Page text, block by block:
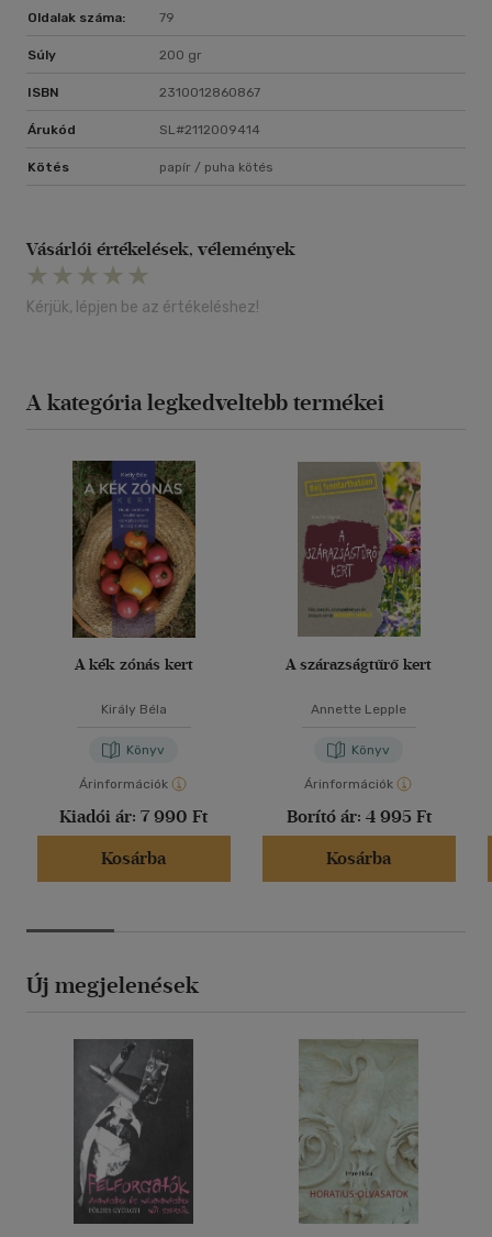
Oldalak száma: 79
Súly 200 gr
ISBN 2310012860867
Árukód SL#2112009414
Kötés papír / puha kötés
Vásárlói értékelések, vélemények
Kérjük, lépjen be az értékeléshez!
A kategória legkedveltebb termékei
A kék zónás kert
Király Béla
Könyv
Árinformációk
Kiadói ár: 7 990 Ft
Kosárba
A szárazságtűrő kert
Annette Lepple
Könyv
Árinformációk
Borító ár: 4 995 Ft
Kosárba
Új megjelenések